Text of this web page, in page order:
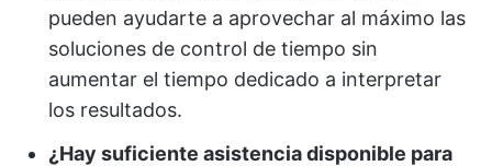
pueden ayudarte a aprovechar al máximo las
soluciones de control de tiempo sin
aumentar el tiempo dedicado a interpretar
los resultados.
¿Hay suficiente asistencia disponible para